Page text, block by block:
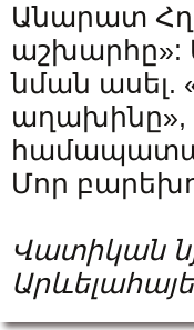
Անարատ
աշխարհը»:
նման ասել.
աղախինը»,
Մոր
Վատիկան